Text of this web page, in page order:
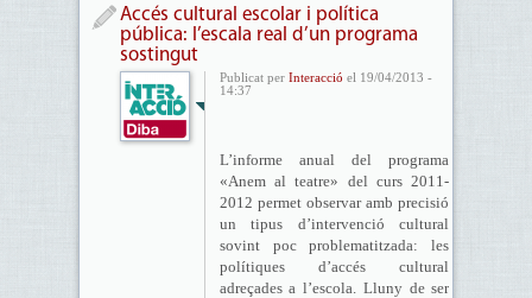
Accés cultural escolar i política
pública: l’escala real d’un programa
sostingut
Publicat per Interacció el 19/04/2013 -
14:37
L’informe anual del programa
«Anem al teatre» del curs 2011-
2012 permet observar amb precisió
un tipus d’intervenció cultural
sovint poc problematitzada: les
polítiques d’accés cultural
adreçades a l’escola. Lluny de ser